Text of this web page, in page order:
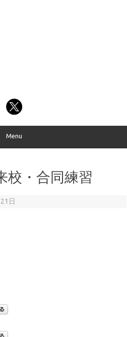
Menu
校・合同練習
日